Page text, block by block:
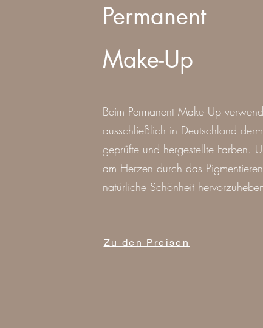
Permanent
Make-Up
Beim Permanent Make Up
ausschließlich in Deutschland
geprüfte und hergestellte Farben.
am Herzen durch das
natürliche Schönheit
Zu den Preisen